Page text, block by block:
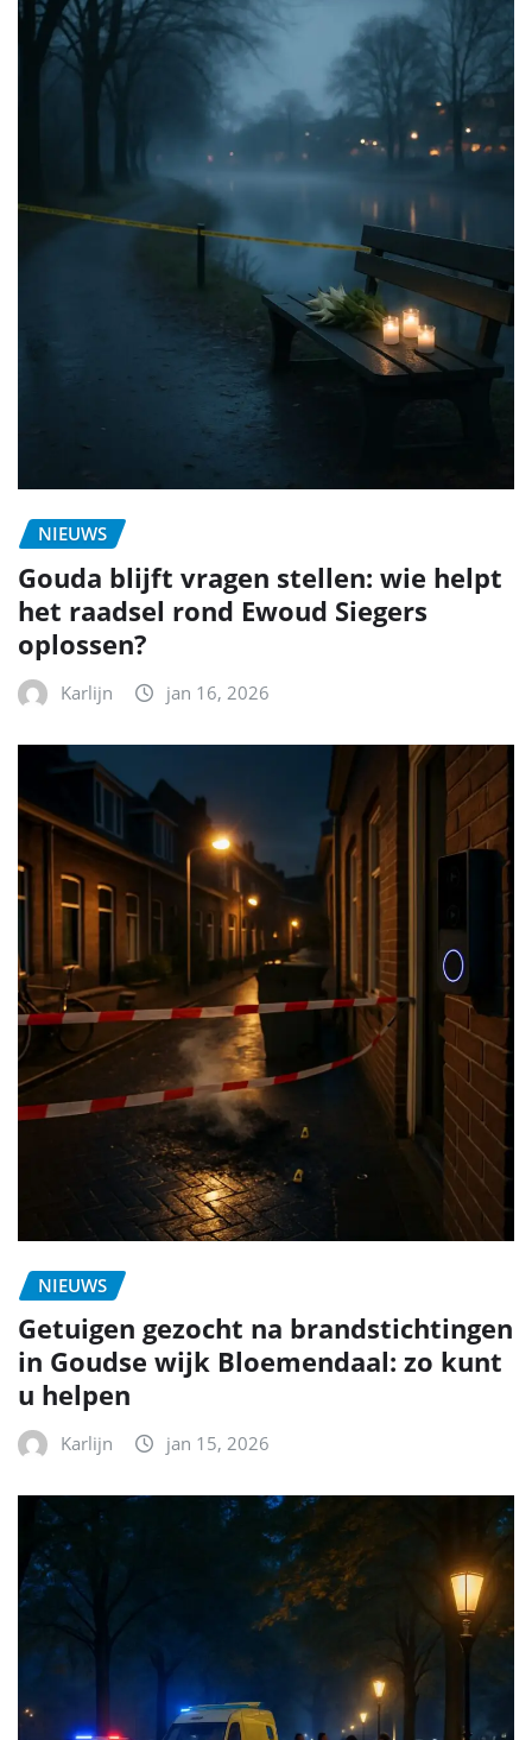
NIEUWS
Gouda blijft vragen stellen: wie helpt
het raadsel rond Ewoud Siegers
oplossen?
Karlijn jan 16, 2026
NIEUWS
Getuigen gezocht na brandstichtingen
in Goudse wijk Bloemendaal: zo kunt
u helpen
Karlijn jan 15, 2026